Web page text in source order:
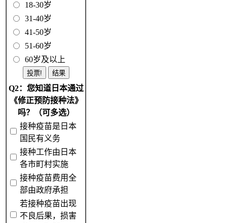
18-30岁
31-40岁
41-50岁
51-60岁
60岁及以上
Q2：您知道日本通过
《修正预防接种法》
吗？（可多选）
接种疫苗是日本
国民有义务
接种工作由日本
各市町村实施
接种疫苗费用全
部由政府承担
若接种疫苗出现
不良后果，损害